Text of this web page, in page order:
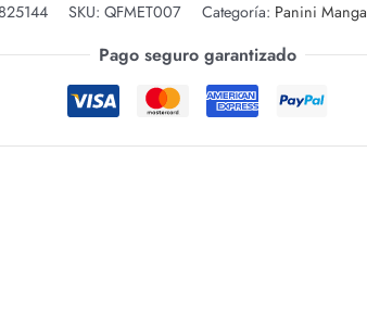
SKU:QFMET007 Categoría: Panini Manga
Pago seguro garantizado